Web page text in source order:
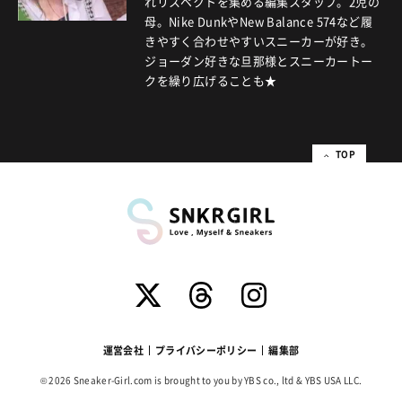
母。Nike DunkやNew Balance 574など履
きやすく合わせやすいスニーカーが好き。
ジョーダン好きな旦那様とスニーカートー
クを繰り広げることも★
TOP
運営会社 プライバシーポリシー 編集部
© 2026 Sneaker-Girl.com is brought to you by YBS co., ltd & YBS USA LLC.